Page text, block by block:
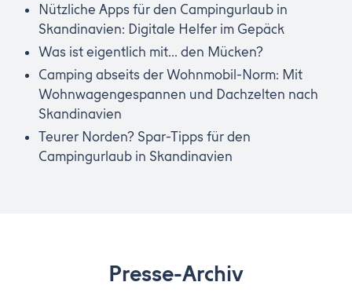
Nützliche Apps für den Campingurlaub in
Skandinavien: Digitale Helfer im Gepäck
Was ist eigentlich mit... den Mücken?
Camping abseits der Wohnmobil-Norm: Mit
Wohnwagengespannen und Dachzelten nach
Skandinavien
Teurer Norden? Spar-Tipps für den
Campingurlaub in Skandinavien
Presse-Archiv